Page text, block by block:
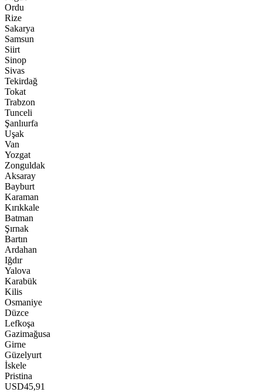
Ordu
Rize
Sakarya
Samsun
Siirt
Sinop
Sivas
Tekirdağ
Tokat
Trabzon
Tunceli
Şanlıurfa
Uşak
Van
Yozgat
Zonguldak
Aksaray
Bayburt
Karaman
Kırıkkale
Batman
Şırnak
Bartın
Ardahan
Iğdır
Yalova
Karabük
Kilis
Osmaniye
Düzce
Lefkoşa
Gazimağusa
Girne
Güzelyurt
İskele
Pristina
USD45,91